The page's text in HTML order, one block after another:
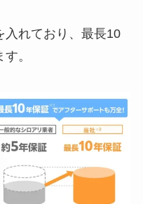
入れており、最長10
。